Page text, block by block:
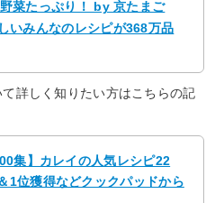
菜たっぷり！ by 京たまご
いみんなのレシピが368万品
詳しく知りたい方はこちらの記
集】カレイの人気レシピ22
1位獲得などクックパッドから